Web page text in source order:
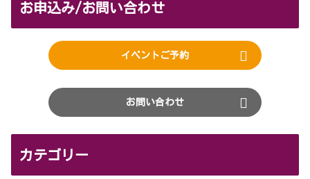
お申込み/お問い合わせ
イベントご予約
お問い合わせ
カテゴリー